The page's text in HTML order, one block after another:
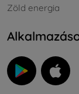
Zöld energia